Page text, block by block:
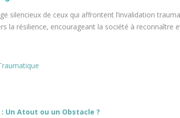
silencieux de ceux qui affrontent l’invalidation
la résilience, encourageant la société à reconnaître
Un Atout ou un Obstacle ?